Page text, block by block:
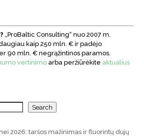
„ProBaltic Consulting“ nuo 2007 m.
kaip 250 mln. € ir padėjo
90 mln. € negrąžintinos paramos.
vertinimo arba peržiūrėkite aktualius
Search
2026: taršos mažinimas ir fluorintų dujų